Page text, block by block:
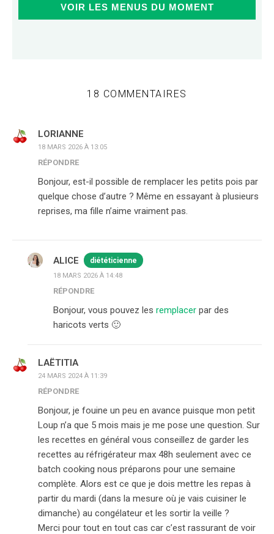
VOIR LES MENUS DU MOMENT
18 COMMENTAIRES
LORIANNE
18 MARS 2026 À 13:05
RÉPONDRE
Bonjour, est-il possible de remplacer les petits pois par
quelque chose d’autre ? Même en essayant à plusieurs
reprises, ma fille n’aime vraiment pas.
ALICE diététicienne
18 MARS 2026 À 14:48
RÉPONDRE
Bonjour, vous pouvez les remplacer par des
haricots verts 🙂
LAËTITIA
24 MARS 2024 À 11:39
RÉPONDRE
Bonjour, je fouine un peu en avance puisque mon petit
Loup n’a que 5 mois mais je me pose une question. Sur
les recettes en général vous conseillez de garder les
recettes au réfrigérateur max 48h seulement avec ce
batch cooking nous préparons pour une semaine
complète. Alors est ce que je dois mettre les repas à
partir du mardi (dans la mesure où je vais cuisiner le
dimanche) au congélateur et les sortir la veille ?
Merci pour tout en tout cas car c’est rassurant de voir